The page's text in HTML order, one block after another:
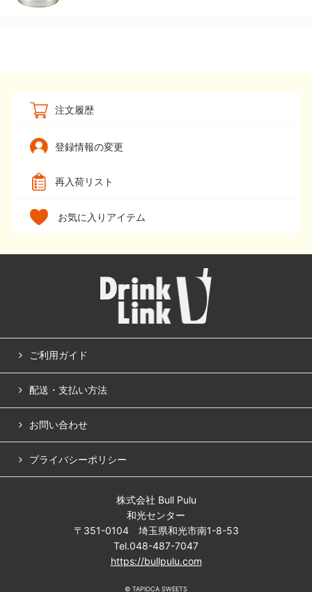
注文履歴
登録情報の変更
再入荷リスト
お気に入りアイテム
ご利用ガイド
配送・支払い方法
お問い合わせ
プライバシーポリシー
株式会社 Bull Pulu
和光センター
〒351-0104 埼玉県和光市南1-8-53
Tel.048-487-7047
https://bullpulu.com
© TAPIOCA SWEETS